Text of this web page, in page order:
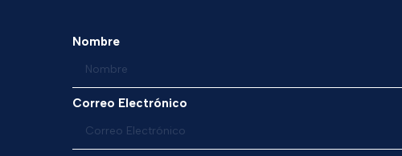
Nombre
Correo Electrónico